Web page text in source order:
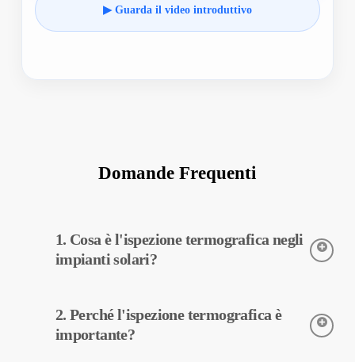
▶ Guarda il video introduttivo
Domande Frequenti
1. Cosa è l'ispezione termografica negli
impianti solari?
temperature delle apparecchiature impiegate negli impianti
solari. Questo tipo di ispezione consente di diagnosticare
2. Perché l'ispezione termografica è
importante?